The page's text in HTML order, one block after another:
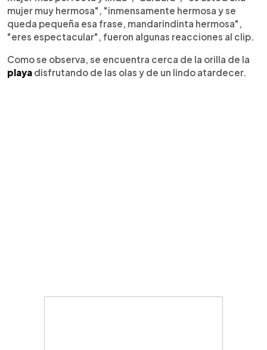
mujer muy hermosa", "inmensamente hermosa y se
queda pequeña esa frase, mandarindinta hermosa",
"eres espectacular", fueron algunas reacciones al clip.
Como se observa, se encuentra cerca de la orilla de la
playa disfrutando de las olas y de un lindo atardecer.